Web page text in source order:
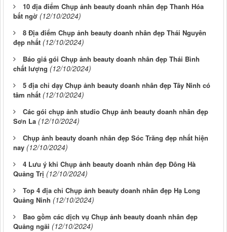
10 địa điểm Chụp ảnh beauty doanh nhân đẹp Thanh Hóa
bất ngờ (12/10/2024)
8 Địa điểm Chụp ảnh beauty doanh nhân đẹp Thái Nguyên
đẹp nhất (12/10/2024)
Báo giá gói Chụp ảnh beauty doanh nhân đẹp Thái Bình
chất lượng (12/10/2024)
5 địa chỉ dạy Chụp ảnh beauty doanh nhân đẹp Tây Ninh có
tâm nhất (12/10/2024)
Các gói chụp ảnh studio Chụp ảnh beauty doanh nhân đẹp
Sơn La (12/10/2024)
Chụp ảnh beauty doanh nhân đẹp Sóc Trăng đẹp nhất hiện
nay (12/10/2024)
4 Lưu ý khi Chụp ảnh beauty doanh nhân đẹp Đông Hà
Quảng Trị (12/10/2024)
Top 4 địa chỉ Chụp ảnh beauty doanh nhân đẹp Hạ Long
Quảng Ninh (12/10/2024)
Bao gồm các dịch vụ Chụp ảnh beauty doanh nhân đẹp
Quảng ngãi (12/10/2024)